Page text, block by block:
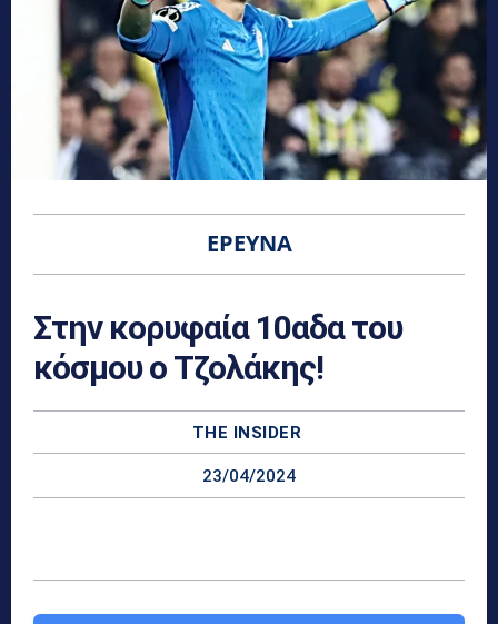
ΈΡΕΥΝΑ
Στην κορυφαία 10αδα του
κόσμου ο Τζολάκης!
THE INSIDER
23/04/2024